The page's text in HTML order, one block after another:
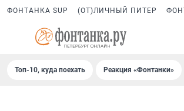
ФОНТАНКА SUP (ОТ)ЛИЧНЫЙ ПИТЕР
Топ-10, куда поехать Реакция «Фонтанки»